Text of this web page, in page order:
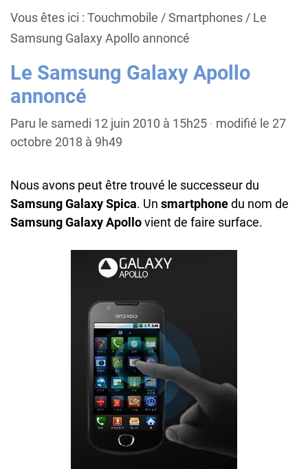
Vous êtes ici : Touchmobile /Smartphones/ Le
Samsung Galaxy Apollo annoncé
Le Samsung Galaxy Apollo
annoncé
Paru le samedi 12 juin 2010 à 15h25 · modifié le 27
octobre 2018 à 9h49
Nous avons peut être trouvé le successeur du
Samsung Galaxy Spica. Un smartphonedu nom de
Samsung Galaxy Apollovient de faire surface.